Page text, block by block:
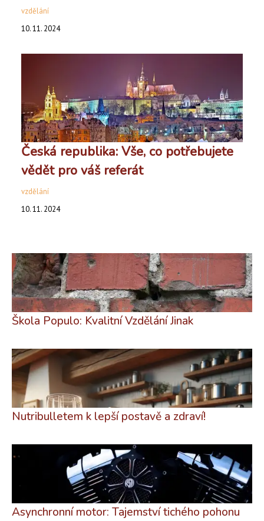
vzdělání
10. 11. 2024
Česká republika: Vše, co potřebujete
vědět pro váš referát
vzdělání
10. 11. 2024
Škola Populo: Kvalitní Vzdělání Jinak
Nutribulletem k lepší postavě a zdraví!
Asynchronní motor: Tajemství tichého pohonu